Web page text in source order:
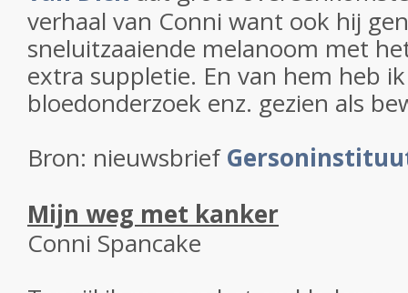
verhaal van Conni want ook hij
sneluitzaaiende melanoom met
extra suppletie. En van hem heb
bloedonderzoek enz. gezien als
Bron: nieuwsbrief
Mijn weg met kanker
Conni Spancake